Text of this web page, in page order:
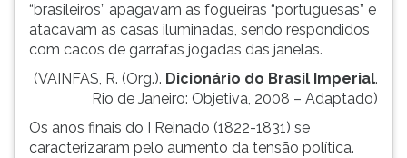
“brasileiros” apagavam as fogueiras “portuguesas” e
atacavam as casas iluminadas, sendo respondidos
com cacos de garrafas jogadas das janelas.
(VAINFAS, R. (Org.). Dicionário do Brasil Imperial.
Rio de Janeiro: Objetiva, 2008 – Adaptado)
Os anos finais do I Reinado (1822-1831) se
caracterizaram pelo aumento da tensão política.